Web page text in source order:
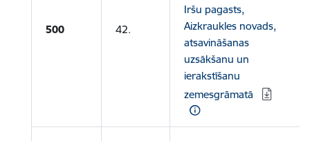
500 42.
Iršu pagasts,
Aizkraukles novads,
atsavināšanas
uzsākšanu un
ierakstīšanu
zemesgrāmatā